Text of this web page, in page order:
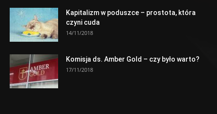
Kapitalizm w poduszce – prostota, która
czyni cuda
14/11/2018
Komisja ds. Amber Gold – czy było warto?
17/11/2018